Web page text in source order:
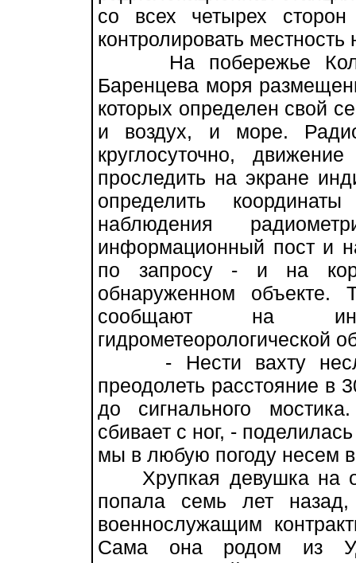
со всех четырех
контролировать местность
На побережье
Баренцева моря
которых определен свой
и воздух, и море.
круглосуточно,
проследить на экране
определить
наблюдения
информационный пост и
по запросу - и на
обнаруженном объекте.
сообщают на
гидрометеорологической
- Нести вахту
преодолеть расстояние в
до сигнального
сбивает с ног, -
мы в любую погоду несем
Хрупкая девушка на
попала семь лет
военнослужащим
Сама она родом из